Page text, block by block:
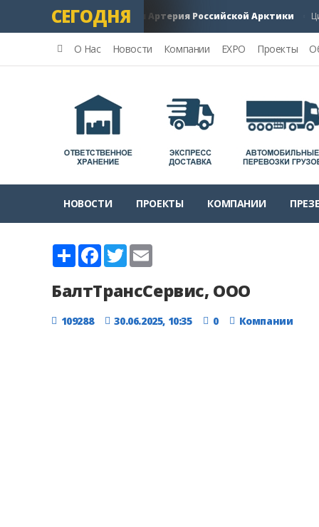
СЕГОДНЯ
морской путь: Главная Артерия Российской Арктики
О Нас Новости Компании EXPO Проекты
НОВОСТИ ПРОЕКТЫ КОМПАНИИ
Share Facebook
Twitter
БалтТрансСервис, ООО
109288 30.06.2025, 10:35 0 Компании